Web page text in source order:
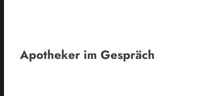
Apotheker im Gespräch